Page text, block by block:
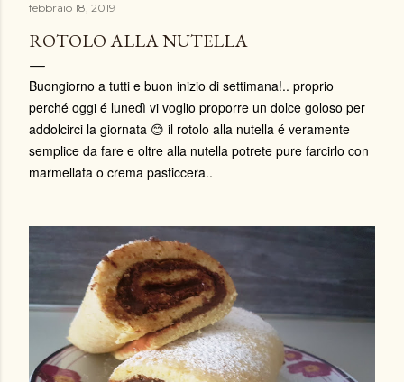
febbraio 18, 2019
ROTOLO ALLA NUTELLA
Buongiorno a tutti e buon inizio di settimana!.. proprio
perché oggi é lunedì vi voglio proporre un dolce goloso per
addolcirci la giornata 😊 il rotolo alla nutella é veramente
semplice da fare e oltre alla nutella potrete pure farcirlo con
marmellata o crema pasticcera..